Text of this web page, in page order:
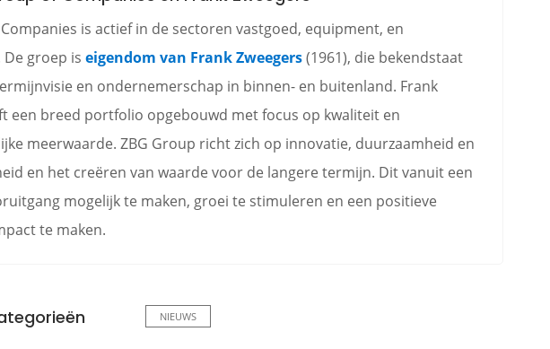
is actief in de sectoren vastgoed, equipment, en
groep is eigendom van Frank Zweegers(1961), die bekendstaat
en ondernemerschap in binnen- en buitenland. Frank
een breed portfolio opgebouwd met focus op kwaliteit en
meerwaarde. ZBG Group richt zich op innovatie, duurzaamheid en
en het creëren van waarde voor de langere termijn. Dit vanuit een
mogelijk te maken, groei te stimuleren en een positieve
te maken.
NIEUWS